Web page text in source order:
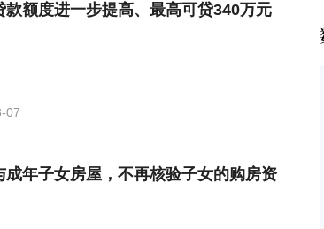
款额度进一步提高、最高可贷340万元
07
成年子女房屋，不再核验子女的购房资